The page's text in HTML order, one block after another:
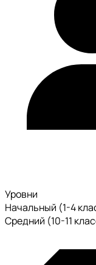
Уровни
Начальный (1-4
Средний (10-11